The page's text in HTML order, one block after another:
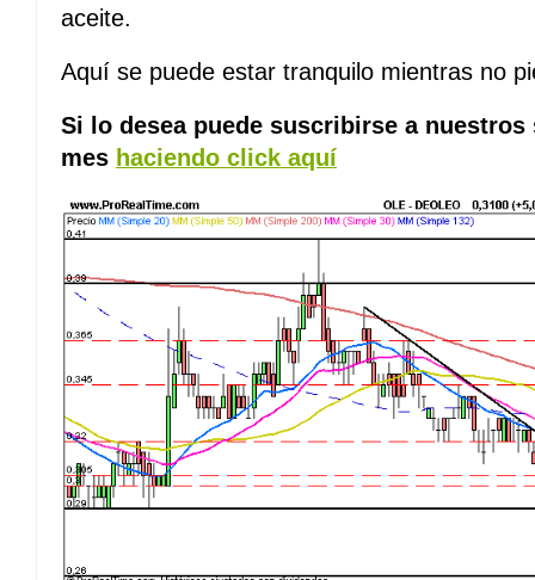
aceite.
Aquí se puede estar tranquilo mientras no
Si lo desea puede suscribirse a
mes haciendo click aquí